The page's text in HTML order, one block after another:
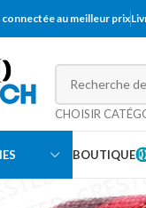
au meilleur prix
CHOISIR
BOUTIQUE